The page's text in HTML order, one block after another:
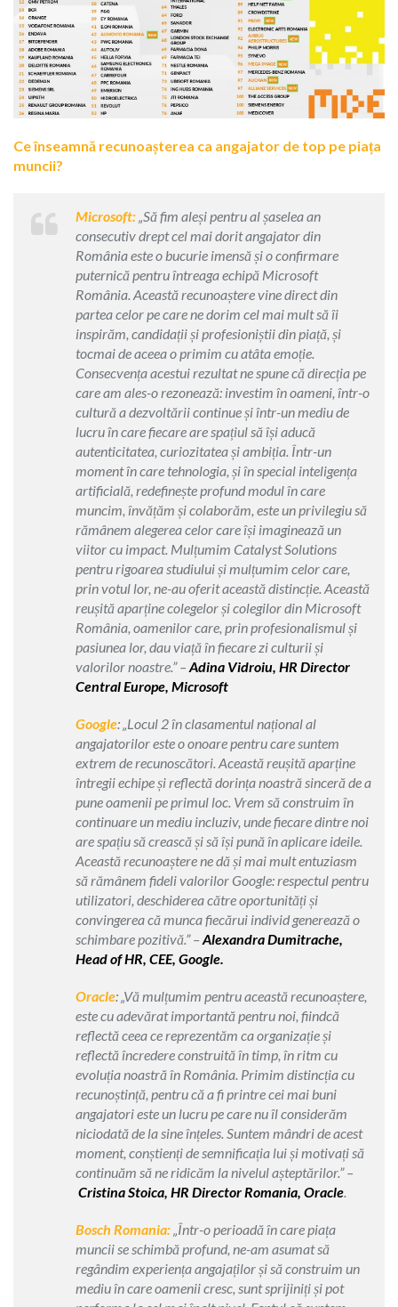
Ce înseamnă recunoașterea ca angajator de top pe piața
muncii?
Microsoft: „Să fim aleși pentru al șaselea an
consecutiv drept cel mai dorit angajator din
România este o bucurie imensă și o confirmare
puternică pentru întreaga echipă Microsoft
România. Această recunoaștere vine direct din
partea celor pe care ne dorim cel mai mult să îi
inspirăm, candidații și profesioniștii din piață, și
tocmai de aceea o primim cu atâta emoție.
Consecvența acestui rezultat ne spune că direcția pe
care am ales-o rezonează: investim în oameni, într-o
cultură a dezvoltării continue și într-un mediu de
lucru în care fiecare are spațiul să își aducă
autenticitatea, curiozitatea și ambiția. Într-un
moment în care tehnologia, și în special inteligența
artificială, redefinește profund modul în care
muncim, învățăm și colaborăm, este un privilegiu să
rămânem alegerea celor care își imaginează un
viitor cu impact. Mulțumim Catalyst Solutions
pentru rigoarea studiului și mulțumim celor care,
prin votul lor, ne-au oferit această distincție. Această
reușită aparține colegelor și colegilor din Microsoft
România, oamenilor care, prin profesionalismul și
pasiunea lor, dau viață în fiecare zi culturii și
valorilor noastre.” – Adina Vidroiu, HR Director
Central Europe, Microsoft
Google: „ Locul 2 în clasamentul național al
angajatorilor este o onoare pentru care suntem
extrem de recunoscători. Această reușită aparține
întregii echipe și reflectă dorința noastră sinceră de a
pune oamenii pe primul loc. Vrem să construim în
continuare un mediu incluziv, unde fiecare dintre noi
are spațiu să crească și să își pună în aplicare ideile.
Această recunoaștere ne dă și mai mult entuziasm
să rămânem fideli valorilor Google: respectul pentru
utilizatori, deschiderea către oportunități și
convingerea că munca fiecărui individ generează o
schimbare pozitivă.” – Alexandra Dumitrache,
Head of HR, CEE, Google.
Oracle: „ Vă mulțumim pentru această recunoaștere,
este cu adevărat importantă pentru noi, fiindcă
reflectă ceea ce reprezentăm ca organizație și
reflectă încredere construită în timp, în ritm cu
evoluția noastră în România. Primim distincția cu
recunoștință, pentru că a fi printre cei mai buni
angajatori este un lucru pe care nu îl considerăm
niciodată de la sine înțeles. Suntem mândri de acest
moment, conștienți de semnificația lui și motivați să
continuăm să ne ridicăm la nivelul așteptărilor.” –
Cristina Stoica, HR Director Romania, Oracle
Bosch Romania: „Într-o perioadă în care piața
muncii se schimbă profund, ne-am asumat să
regândim experiența angajaților și să construim un
mediu în care oamenii cresc, sunt sprijiniți și pot